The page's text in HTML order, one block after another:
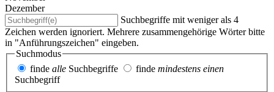
Dezember
Suchbegriffe mit weniger als 4
Zeichen werden ignoriert. Mehrere zusammengehörige Wörter bitte
in "Anführungszeichen" eingeben.
Suchmodus
finde alle Suchbegriffe finde mindestens einen
Suchbegriff